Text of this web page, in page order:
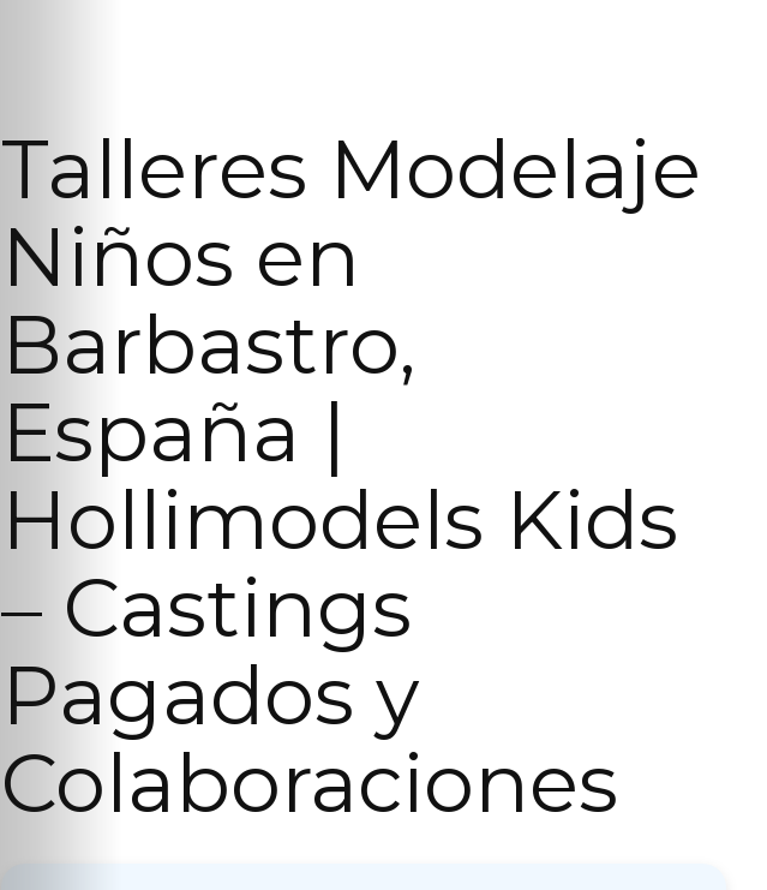
Talleres Modelaje
Niños en
Barbastro,
España |
Hollimodels Kids
– Castings
Pagados y
Colaboraciones